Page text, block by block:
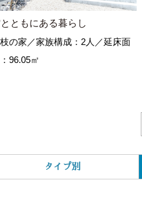
ともにある暮らし
の家／家族構成：2人／延床面
96.05㎡
タイプ別